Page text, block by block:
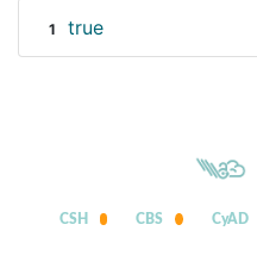
1 true
CSH CBS CyAD